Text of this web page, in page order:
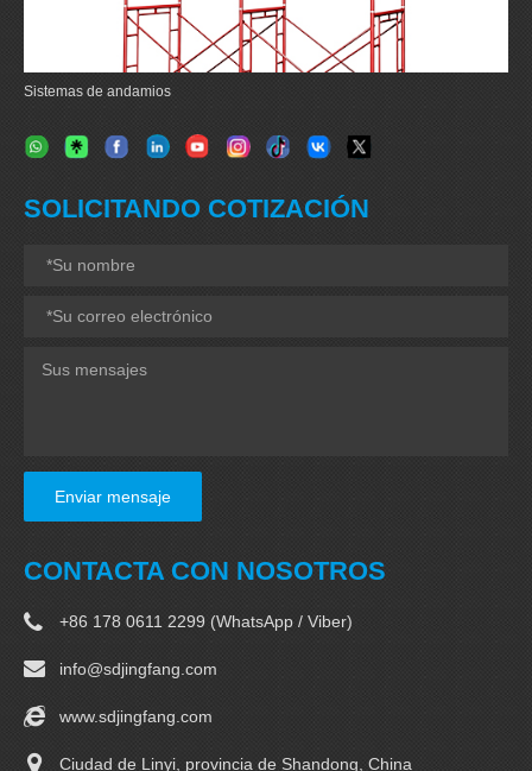
Sistemas de andamios
SOLICITANDO COTIZACIÓN
Enviar mensaje
CONTACTA CON NOSOTROS
+86 178 0611 2299 (WhatsApp / Viber)
info@sdjingfang.com
www.sdjingfang.com
Ciudad de Linyi, provincia de Shandong, China